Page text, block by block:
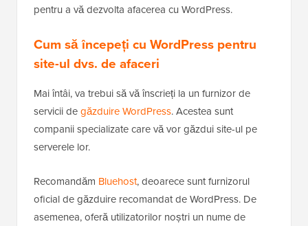
pentru a vă dezvolta afacerea cu WordPress.
Cum să începeți cu WordPress pentru
site-ul dvs. de afaceri
Mai întâi, va trebui să vă înscrieți la un furnizor de
servicii degăzduire WordPress. Acestea sunt
companii specializate care vă vor găzdui site-ul pe
serverele lor.
Recomandăm Bluehost, deoarece sunt furnizorul
oficial de găzduire recomandat de WordPress. De
asemenea, oferă utilizatorilor noștri un nume de